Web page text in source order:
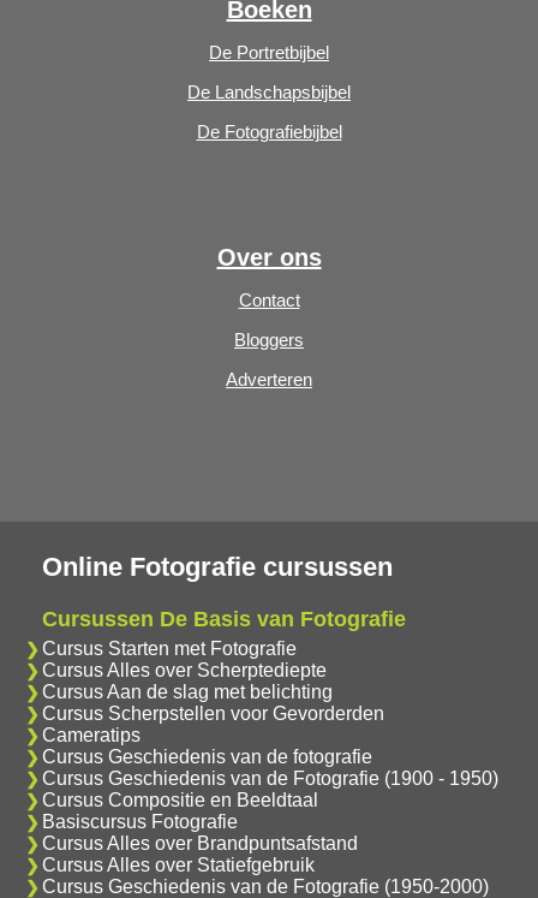
Boeken
De Portretbijbel
De Landschapsbijbel
De Fotografiebijbel
Over ons
Contact
Bloggers
Adverteren
Online Fotografie cursussen
Cursussen De Basis van Fotografie
Cursus Starten met Fotografie
Cursus Alles over Scherptediepte
Cursus Aan de slag met belichting
Cursus Scherpstellen voor Gevorderden
Cameratips
Cursus Geschiedenis van de fotografie
Cursus Geschiedenis van de Fotografie (1900 - 1950)
Cursus Compositie en Beeldtaal
Basiscursus Fotografie
Cursus Alles over Brandpuntsafstand
Cursus Alles over Statiefgebruik
Cursus Geschiedenis van de Fotografie (1950-2000)